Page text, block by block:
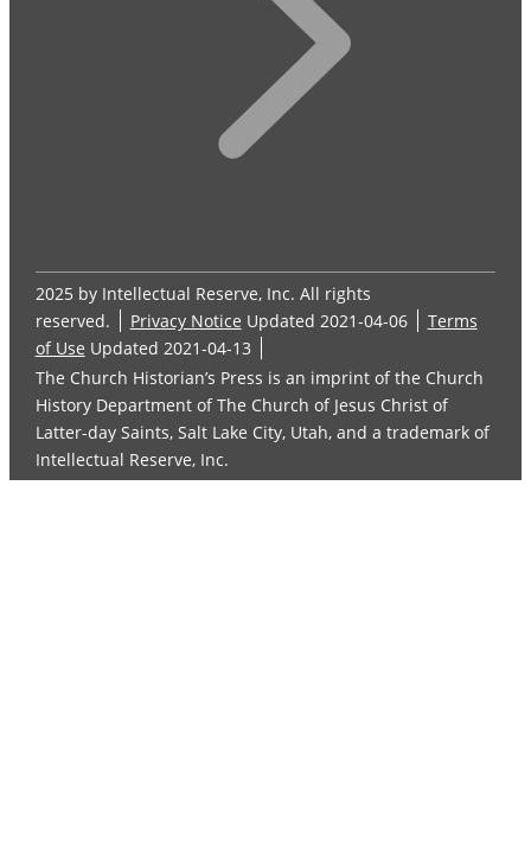
2025 by Intellectual Reserve, Inc. All rights
reserved.
Privacy Notice Updated 2021-04-06
Terms
of Use Updated 2021-04-13
The Church Historian’s Press is an imprint of the Church
History Department of The Church of Jesus Christ of
Latter-day Saints, Salt Lake City, Utah, and a trademark of
Intellectual Reserve, Inc.